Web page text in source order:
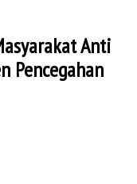
Anti
Pencegahan